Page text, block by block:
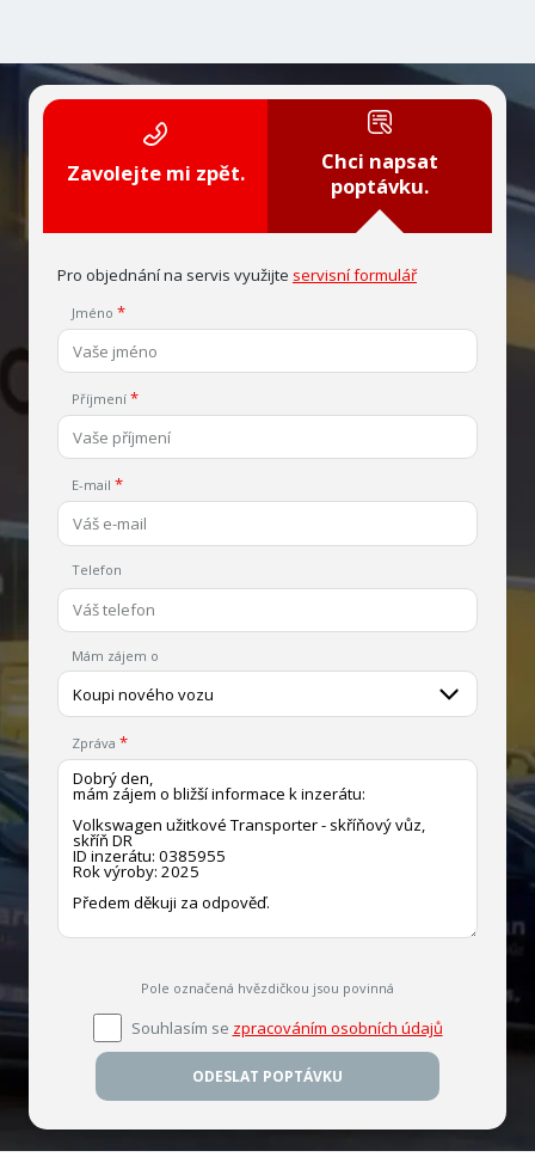
Zavolejte mi zpět.
Chci napsat
poptávku.
Pro objednání na servis využijte servisní formulář
Jméno
Příjmení
E-mail
Telefon
Mám zájem o
Koupi nového vozu
Zpráva
Pole označená hvězdičkou jsou povinná
Souhlasím se zpracováním osobních údajů
ODESLAT POPTÁVKU